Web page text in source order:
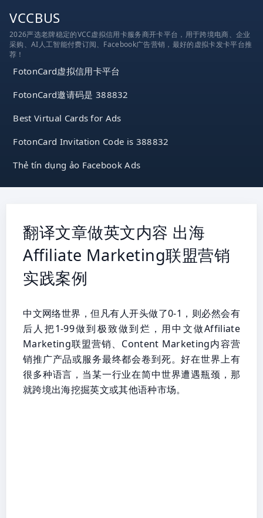
VCCBUS
2026严选老牌稳定的VCC虚拟信用卡服务商开卡平台，用于跨境电商、企业
采购、AI人工智能付费订阅、Facebook广告营销，最好的虚拟卡发卡平台推
荐！
FotonCard虚拟信用卡平台
FotonCard邀请码是 388832
Best Virtual Cards for Ads
FotonCard Invitation Code is 388832
Thẻ tín dụng ảo Facebook Ads
翻译文章做英文内容 出海
Affiliate Marketing联盟营销
实践案例
中文网络世界，但凡有人开头做了0-1，则必然会有
后人把1-99做到极致做到烂，用中文做Affiliate
Marketing联盟营销、Content Marketing内容营
销推广产品或服务最终都会卷到死。好在世界上有
很多种语言，当某一行业在简中世界遭遇瓶颈，那
就跨境出海挖掘英文或其他语种市场。